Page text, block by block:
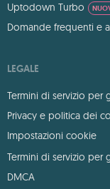
Uptodown Turbo
Domande frequenti e
LEGALE
Termini di servizio per
Privacy e politica dei
Impostazioni cookie
Termini di servizio per
DMCA